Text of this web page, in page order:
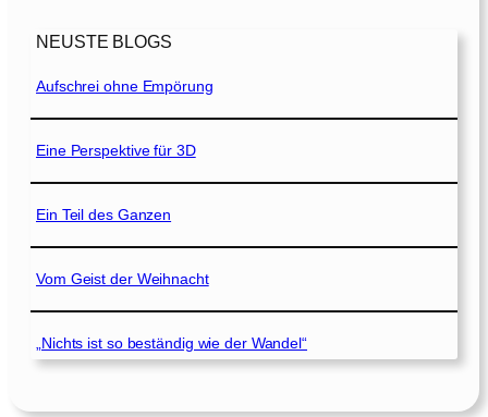
NEUSTE BLOGS
Aufschrei ohne Empörung
Eine Perspektive für 3D
Ein Teil des Ganzen
Vom Geist der Weihnacht
„Nichts ist so beständig wie der Wandel“